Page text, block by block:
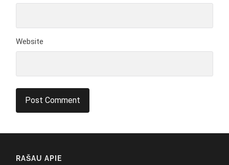
Website
RAŠAU APIE